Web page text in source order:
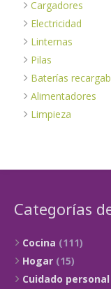
Cargadores
Electricidad
Linternas
Pilas
Baterías
Alimentadores
Limpieza
Categorías
Cocina (111)
Hogar (15)
Cuidado personal